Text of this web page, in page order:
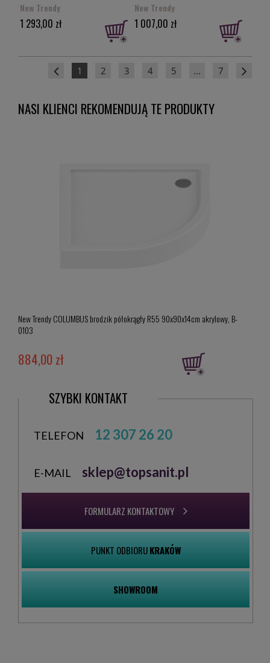
New Trendy
1 293,00 zł
New Trendy
1 007,00 zł
1 2 3 4 5 ... 7
NASI KLIENCI REKOMENDUJĄ TE PRODUKTY
New Trendy COLUMBUS brodzik półokrągły R55 90x90x14cm akrylowy, B-
0103
884,00 zł
SZYBKI KONTAKT
TELEFON 12 307 26 20
E-MAIL sklep@topsanit.pl
FORMULARZ KONTAKTOWY
PUNKT ODBIORUKRAKÓW
SHOWROOM